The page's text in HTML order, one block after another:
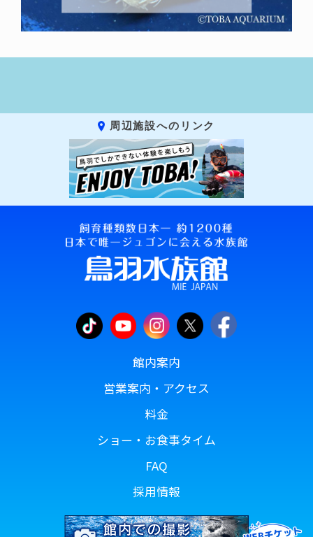
周辺施設へのリンク
館内案内
営業案内・アクセス
料金
ショー・お食事タイム
FAQ
採用情報